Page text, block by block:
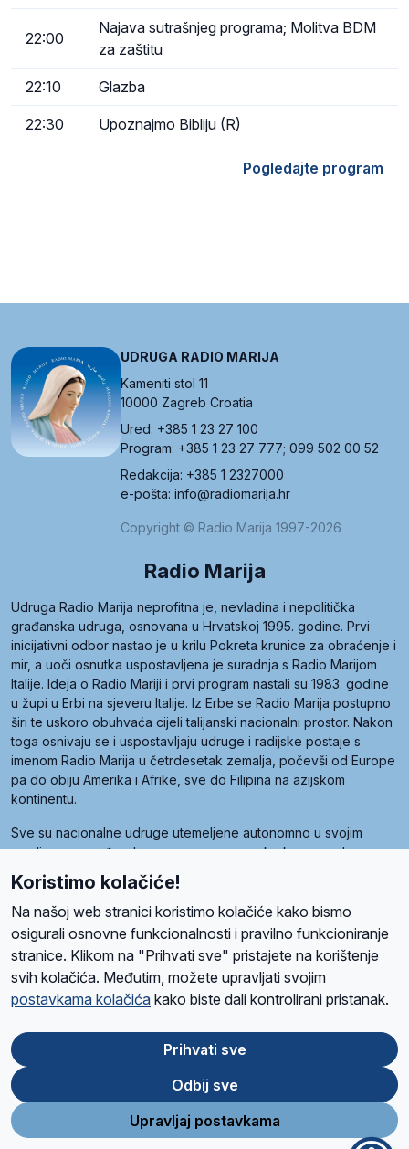
22:00
Najava sutrašnjeg programa; Molitva BDM
za zaštitu
22:10 Glazba
22:30 Upoznajmo Bibliju (R)
Pogledajte program
UDRUGA RADIO MARIJA
Kameniti stol 11
10000 Zagreb Croatia
Ured: +385 1 23 27 100
Program: +385 1 23 27 777; 099 502 00 52
Redakcija: +385 1 2327000
e-pošta: info@radiomarija.hr
Copyright © Radio Marija 1997-2026
Radio Marija
Udruga Radio Marija neprofitna je, nevladina i nepolitička
građanska udruga, osnovana u Hrvatskoj 1995. godine. Prvi
inicijativni odbor nastao je u krilu Pokreta krunice za obraćenje i
mir, a uoči osnutka uspostavljena je suradnja s Radio Marijom
Italije. Ideja o Radio Mariji i prvi program nastali su 1983. godine
u župi u Erbi na sjeveru Italije. Iz Erbe se Radio Marija postupno
širi te uskoro obuhvaća cijeli talijanski nacionalni prostor. Nakon
toga osnivaju se i uspostavljaju udruge i radijske postaje s
imenom Radio Marija u četrdesetak zemalja, počevši od Europe
pa do obiju Amerika i Afrike, sve do Filipina na azijskom
kontinentu.
Sve su nacionalne udruge utemeljene autonomno u svojim
zemljama, a međusobna su povezane preko krovne udruge
pod nazivom Svjetska obitelj Radio Marije (World Family of
Radio Maria). Svjetsku obitelj utemeljilo je sedam članica, među
kojima je i hrvatska Udruga Radio Marija.
O namaRadio ProgramVolonteriPrijateljiKontaktPravila privatnosti
Ova stranica je zaštićena Google reCAPTCHA sustavom
Store
Google
Play
Koristimo kolačiće!
Na našoj web stranici koristimo kolačiće kako bismo
osigurali osnovne funkcionalnosti i pravilno funkcioniranje
stranice. Klikom na "Prihvati sve" pristajete na korištenje
svih kolačića. Međutim, možete upravljati svojim
postavkama kolačića kako biste dali kontrolirani pristanak.
Prihvati sve
Odbij sve
Upravljaj postavkama